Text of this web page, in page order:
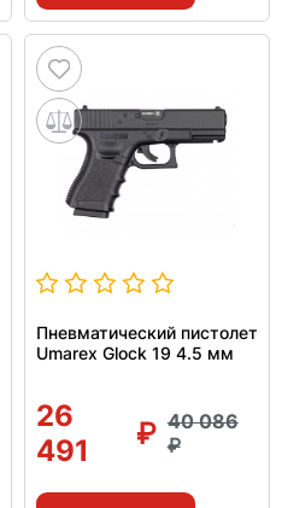
Пневматический пистолет
Umarex Glock 19 4.5 мм
26
491
40 086